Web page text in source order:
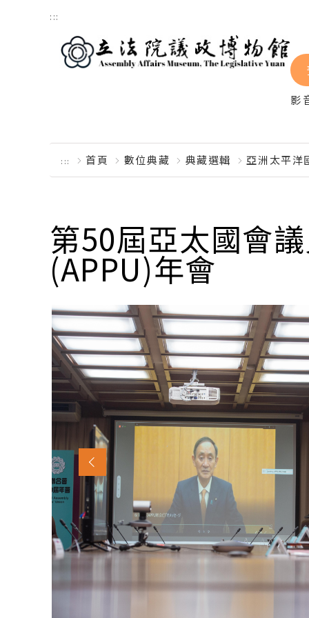
跳到主要內容區塊
:::
影
::: 首頁 數位典藏 典藏選輯 亞洲太平洋
第50屆亞太國會
(APPU)年會